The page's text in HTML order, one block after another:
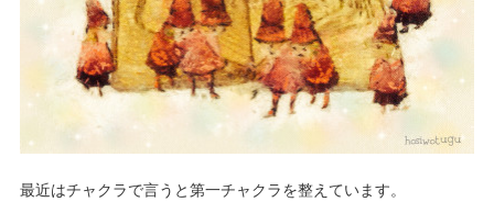
最近はチャクラで言うと第一チャクラを整えています。